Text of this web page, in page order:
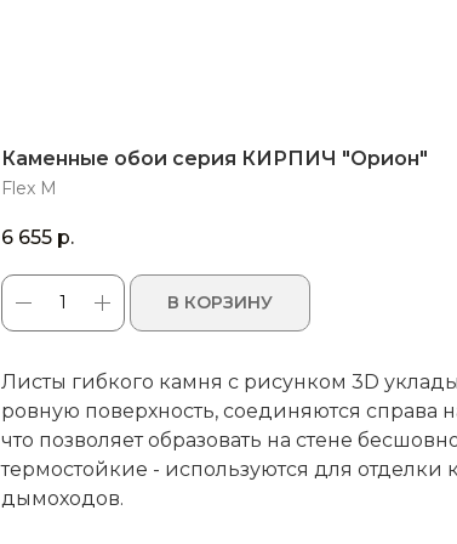
Каменные обои серия КИРПИЧ "Орион"
Flex M
6 655 р.
В КОРЗИНУ
Листы гибкого камня с рисунком 3D
ровную поверхность, соединяются справа
что позволяет образовать на стене
термостойкие - используются для отделки
дымоходов.